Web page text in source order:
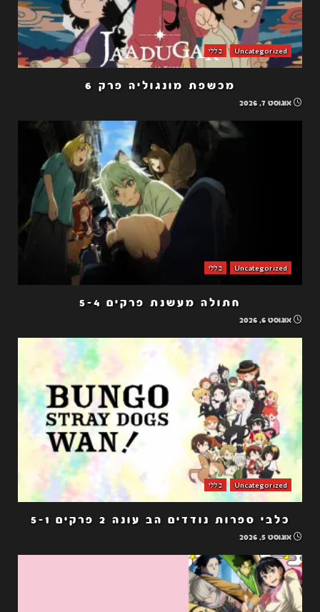
Uncategorized כללי
מכשפת מונגוליה פרק 6
אוגוסט 7, 2026
Uncategorized כללי
חתולה מעשנת פרקים 5-4
אוגוסט 6, 2026
Uncategorized כללי
כלבי ספרות נודדים הב עונה 2 פרקים 5-1
אוגוסט 5, 2026